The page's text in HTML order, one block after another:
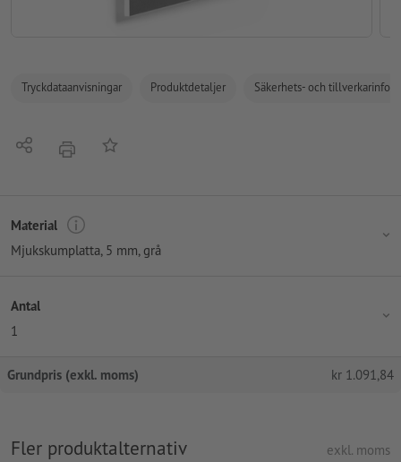
Tryckdataanvisningar Produktdetaljer Säkerhets- och
Dela erbjudandePå anteckningslistan
Material
Mjukskumplatta, 5 mm, grå
Antal
1
Grundpris (exkl. moms) kr 1.091,84
Fler produktalternativ exkl. moms